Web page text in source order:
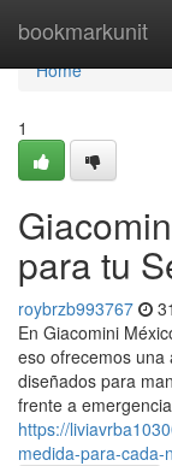
bookmarkunit
Home
Home
1
para tu
roybrzb993767
En Giacomini
eso ofrecemos una
diseñados para
frente a
https://
medida-para-cada-